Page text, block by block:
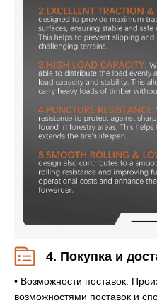
4. Покупка и
• Возможности поставок:
возможностями поставок и